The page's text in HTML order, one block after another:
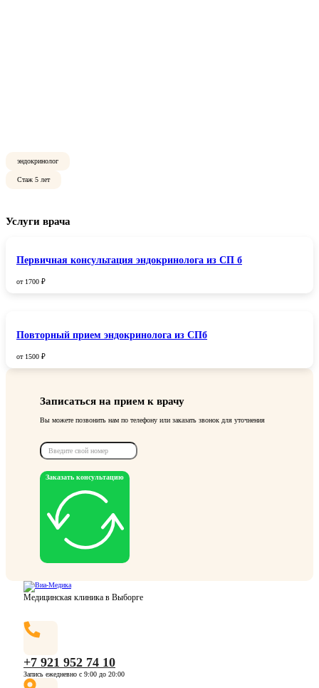
эндокринолог
Стаж 5 лет
Услуги врача
Первичная консультация эндокринолога из СП б
от 1700 ₽
Повторный прием эндокринолога из СПб
от 1500 ₽
Записаться на прием к врачу
Вы можете позвонить нам по телефону или заказать звонок для уточнения
Заказать консультацию
Медицинская клиника в Выборге
+7 921 952 74 10
Запись ежедневно с 9:00 до 20:00